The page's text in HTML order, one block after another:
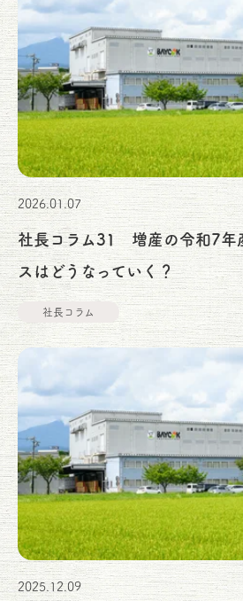
2026.01.07
社長コラム31 増産の令和7年
スはどうなっていく？
社長コラム
2025.12.09